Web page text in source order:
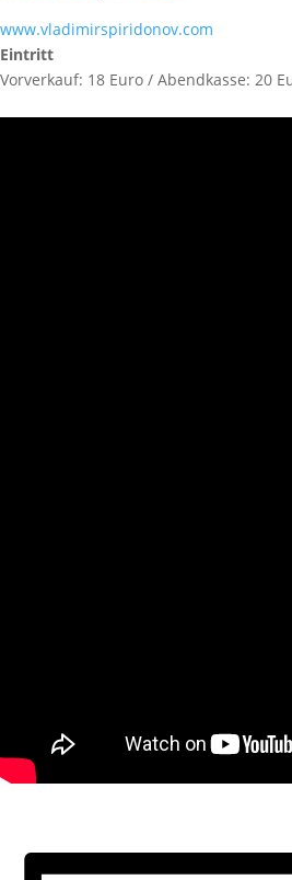
www.vladimirspiridonov.com
Eintritt
Vorverkauf: 18 Euro / Abendkasse: 20